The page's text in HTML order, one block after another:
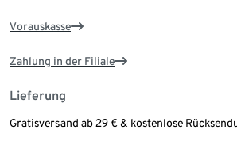
Vorauskasse
Zahlung in der Filiale
Lieferung
Gratisversand ab 29 € & kostenlose